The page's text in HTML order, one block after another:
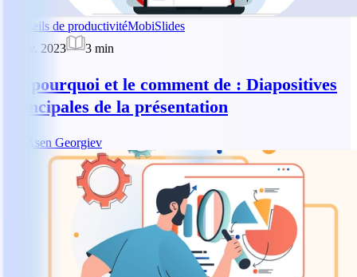
Conseils de productivitéMobiSlides
5 nov. 2023
3 min
Le pourquoi et le comment de : Diapositives
principales de la présentation
Asen Georgiev